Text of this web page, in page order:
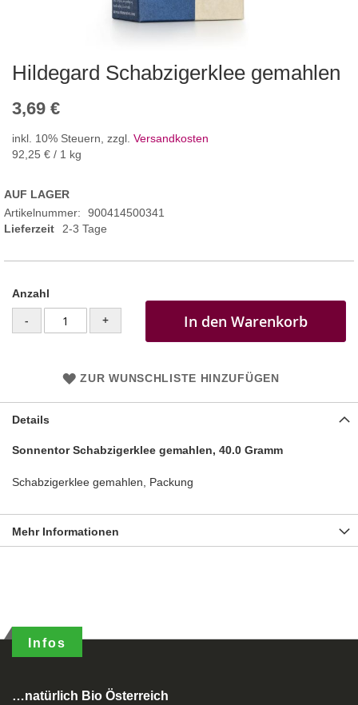
Hildegard Schabzigerklee gemahlen
3,69 €
inkl. 10% Steuern, zzgl. Versandkosten
92,25 € / 1 kg
AUF LAGER
Artikelnummer
900414500341
Lieferzeit
2-3 Tage
Anzahl
- + In den Warenkorb
ZUR WUNSCHLISTE HINZUFÜGEN
Details
Sonnentor Schabzigerklee gemahlen, 40.0 Gramm
Schabzigerklee gemahlen, Packung
Mehr Informationen
Infos
…natürlich Bio Österreich